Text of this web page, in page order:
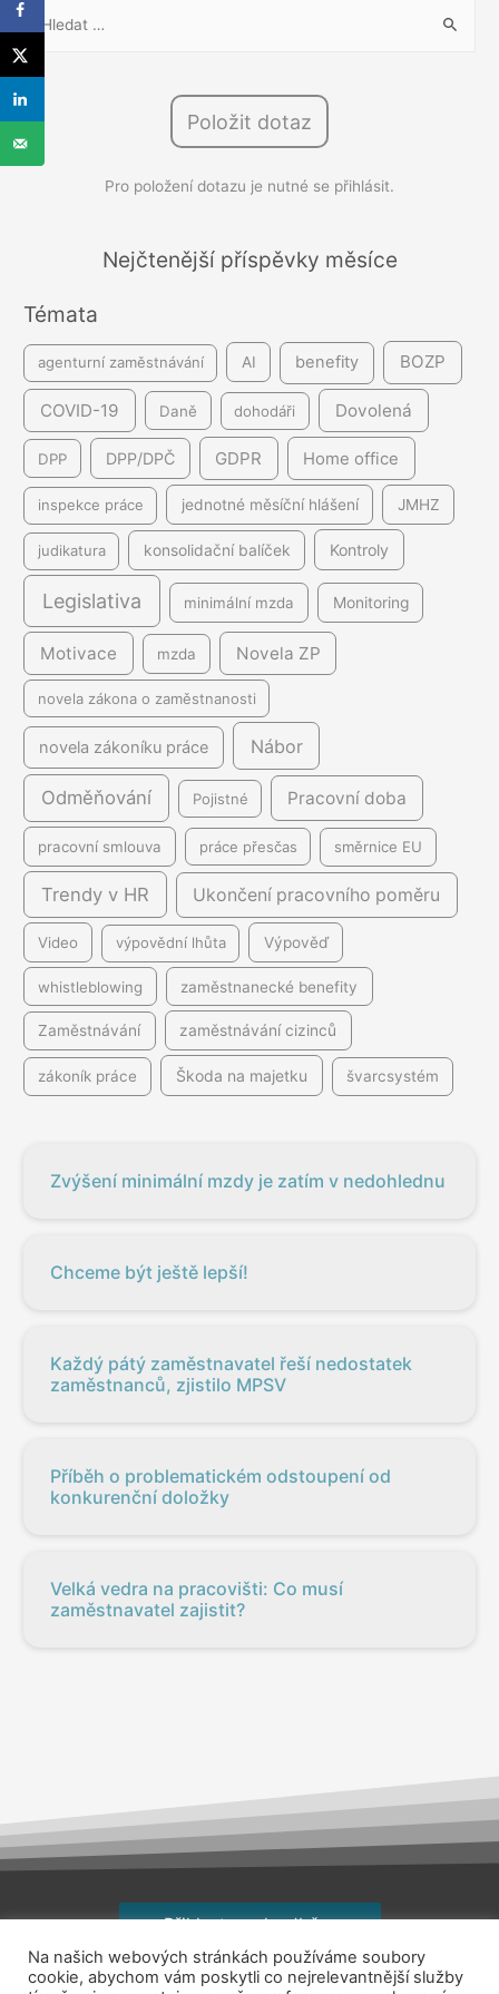
V
l
í
Položit dotaz
Pro položení dotazu je nutné se přihlásit.
Nejčtenější příspěvky měsíce
Témata
agenturní zaměstnávání AI benefity BOZP
COVID-19 Daně dohodáři Dovolená
DPP DPP/DPČ GDPR Home office
inspekce práce jednotné měsíční hlášení JMHZ
judikatura konsolidační balíček Kontroly
Legislativa minimální mzda Monitoring
Motivace mzda Novela ZP
novela zákona o zaměstnanosti
novela zákoníku práce Nábor
Odměňování Pojistné Pracovní doba
pracovní smlouva práce přesčas směrnice EU
Trendy v HR Ukončení pracovního poměru
Video výpovědní lhůta Výpověď
whistleblowing zaměstnanecké benefity
Zaměstnávání zaměstnávání cizinců
zákoník práce Škoda na majetku švarcsystém
Zvýšení minimální mzdy je zatím v nedohlednu
Chceme být ještě lepší!
Každý pátý zaměstnavatel řeší nedostatek
zaměstnanců, zjistilo MPSV
Příběh o problematickém odstoupení od
konkurenční doložky
Velká vedra na pracovišti: Co musí
zaměstnavatel zajistit?
Přihlaste se k odběru
Copyright © 2026jsemhrdoprace.cz
Na našich webových stránkách používáme soubory
cookie, abychom vám poskytli co nejrelevantnější služby